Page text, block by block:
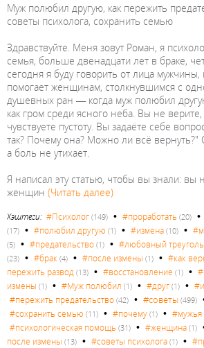
Муж полюбил другую, как пережить
советы психолога, сохранить семью
Здравствуйте. Меня зовут Роман, я
семья, больше двенадцати лет в браке,
сегодня я буду говорить от лица
помогает женщинам, столкнувшимся с
душевных ран — когда муж полюбил
как гром среди ясного неба. Вы не
чувствуете пустоту. Вы задаёте себе
так? Почему она? Можно ли всё вернуть?"
а боль не утихает.
Я написал эту статью, чтобы вы знали: вы
женщин (Читать далее)
Хэштеги: #Психолог (149) • #проработать (20) •
(17) • #полюбил другую (1) • #измена (10) •
(5) • #предательство (1) • #любовный
(23) • #брак (4) • #после измены (1) • #как
пережить развод (13) • #восстановление (1) •
измены (1) • #Муж полюбил (1) • #друг (1) •
#пережить предательство (42) • #советы (499)
#сохранить семью (11) • #почему (1) • #мужья
#психологическая помощь (31) • #женщина (1)
после измены (13) • #советы психолога (1) •